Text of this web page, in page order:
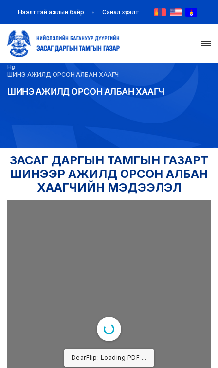
НҮҮР
ТАНИЛЦУУЛГА
ЗАХИРАМЖ ШИЙДВЭР
Нээлттэй ажлын байр Санал хүсэлт
Нүүр
ШИНЭ АЖИЛД ОРСОН АЛБАН ХААГЧ
ШИНЭ АЖИЛД ОРСОН АЛБАН ХААГЧ
ЗАСАГ ДАРГЫН ТАМГЫН ГАЗАРТ
ШИНЭЭР АЖИЛД ОРСОН АЛБАН
ХААГЧИЙН МЭДЭЭЛЭЛ
DearFlip: Loading PDF ...